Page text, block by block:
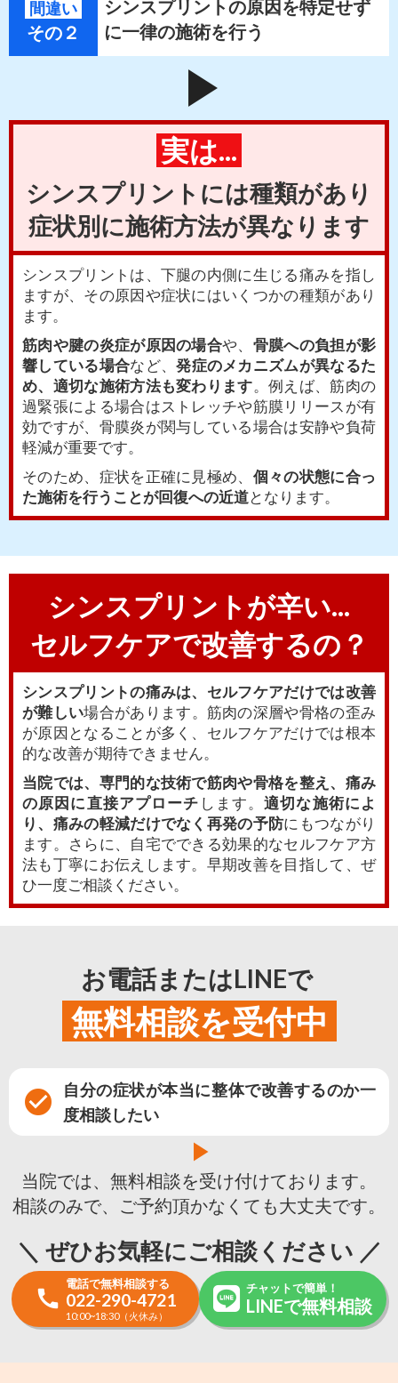
間違い
その２
シンスプリントの原因を特定せず
に一律の施術を行う
play_arrow
実は...
シンスプリントには種類があり
症状別に施術方法が異なります
シンスプリントは、下腿の内側に生じる痛みを指し
ますが、その原因や症状にはいくつかの種類があり
ます。
筋肉や腱の炎症が原因の場合や、 骨膜への負担が影
響している場合など、発症のメカニズムが異なるた
め、適切な施術方法も変わります。例えば、筋肉の
過緊張による場合はストレッチや筋膜リリースが有
効ですが、骨膜炎が関与している場合は安静や負荷
軽減が重要です。
そのため、症状を正確に見極め、 個々の状態に合っ
た施術を行うことが回復への近道となります。
シンスプリントが辛い...
セルフケアで改善するの？
シンスプリントの痛みは、セルフケアだけでは改善
が難しい場合があります。筋肉の深層や骨格の歪み
が原因となることが多く、セルフケアだけでは根本
的な改善が期待できません。
当院では、専門的な技術で筋肉や骨格を整え、痛み
の原因に直接アプローチ します。適切な施術によ
り、痛みの軽減だけでなく再発の予防にもつながり
ます。さらに、自宅でできる効果的なセルフケア方
法も丁寧にお伝えします。早期改善を目指して、ぜ
ひ一度ご相談ください。
お電話またはLINEで
無料相談を受付中
check_circle
自分の症状が本当に整体で改善するのか一
度相談したい
play_arrow
当院では、無料相談を受け付けております。
相談のみで、ご予約頂かなくても大丈夫です。
＼ ぜひお気軽にご相談ください ／
call
電話で無料相談する
022-290-4721
10:00~18:30（火休み）
チャットで簡単！
LINEで無料相談